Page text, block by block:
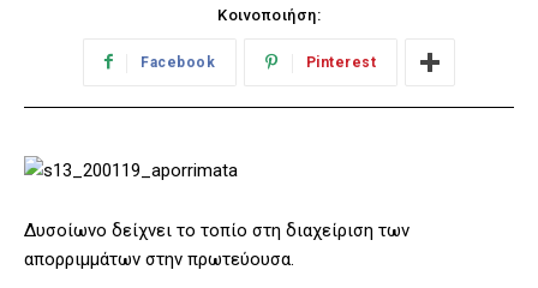
Κοινοποιήση:
Facebook Pinterest
Δυσοίωνο δείχνει το τοπίο στη διαχείριση των
απορριμμάτων στην πρωτεύουσα.